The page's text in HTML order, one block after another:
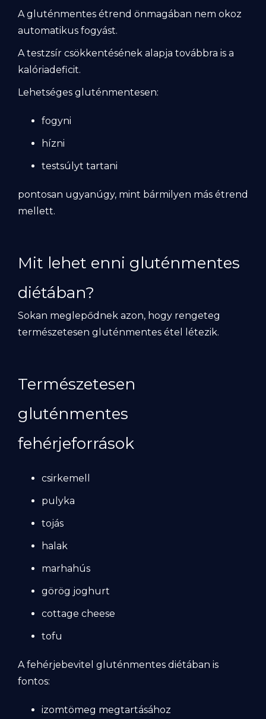
A gluténmentes étrend önmagában nem okoz
automatikus fogyást.
A testzsír csökkentésének alapja továbbra is a
kalóriadeficit.
Lehetséges gluténmentesen:
fogyni
hízni
testsúlyt tartani
pontosan ugyanúgy, mint bármilyen más étrend
mellett.
Mit lehet enni gluténmentes
diétában?
Sokan meglepődnek azon, hogy rengeteg
természetesen gluténmentes étel létezik.
Természetesen
gluténmentes
fehérjeforrások
csirkemell
pulyka
tojás
halak
marhahús
görög joghurt
cottage cheese
tofu
A fehérjebevitel gluténmentes diétában is
fontos:
izomtömeg megtartásához